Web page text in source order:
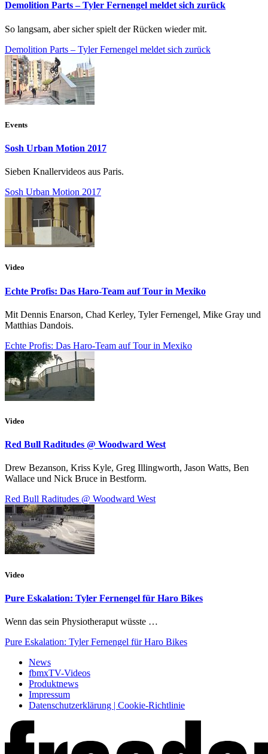
Demolition Parts – Tyler Fernengel meldet sich zurück
So langsam, aber sicher spielt der Rücken wieder mit.
Demolition Parts – Tyler Fernengel meldet sich zurück
Events
Sosh Urban Motion 2017
Sieben Knallervideos aus Paris.
Sosh Urban Motion 2017
Video
Echte Profis: Das Haro-Team auf Tour in Mexiko
Mit Dennis Enarson, Chad Kerley, Tyler Fernengel, Mike Gray und
Matthias Dandois.
Echte Profis: Das Haro-Team auf Tour in Mexiko
Video
Red Bull Raditudes @ Woodward West
Drew Bezanson, Kriss Kyle, Greg Illingworth, Jason Watts, Ben
Wallace und Nick Bruce in Bestform.
Red Bull Raditudes @ Woodward West
Video
Pure Eskalation: Tyler Fernengel für Haro Bikes
Wenn das sein Physiotheraput wüsste …
Pure Eskalation: Tyler Fernengel für Haro Bikes
News
fbmxTV-Videos
Produktnews
Impressum
Datenschutzerklärung | Cookie-Richtlinie